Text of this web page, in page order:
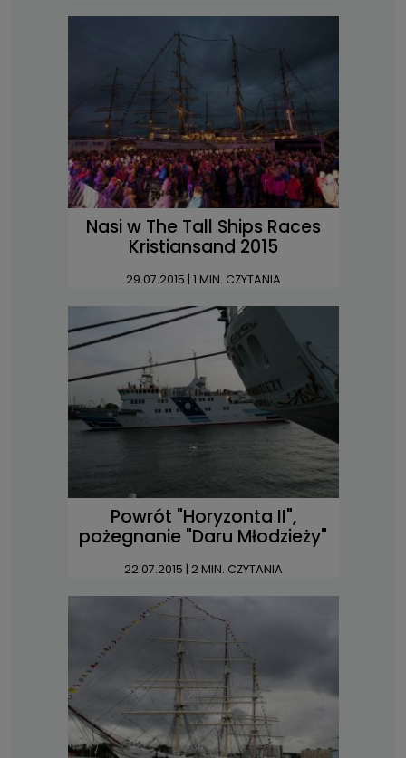
Nasi w The Tall Ships Races
Kristiansand 2015
29.07.2015 | 1 MIN. CZYTANIA
Powrót "Horyzonta II",
pożegnanie "Daru Młodzieży"
22.07.2015 | 2 MIN. CZYTANIA